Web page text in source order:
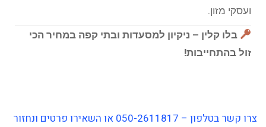
ועסקי מזון.
בלו קלין – ניקיון למסעדות ובתי קפה במחיר הכי
זול בהתחייבות!
צרו קשר בטלפון – 050-2611817 או השאירו פרטים ונחזור